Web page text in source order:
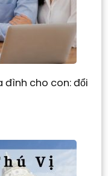
đình cho con: đổi